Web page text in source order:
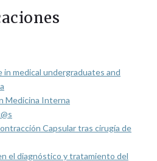
in medical undergraduates and
Medicina Interna
Capsular tras cirugía de
el diagnóstico y tratamiento del